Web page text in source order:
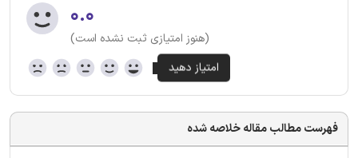
۰.۰
(هنوز امتیازی ثبت نشده است)
فهرست مطالب مقاله خلاصه شده